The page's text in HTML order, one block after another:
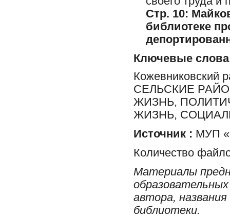
Стр. 10:
библиотеке
Ключевые слова
Кожевниковский
СЕЛЬСКИЕ
ЖИЗНЬ,
ЖИЗНЬ,
Источник : МУП
Количество
Материалы
автора,
библиотеки.